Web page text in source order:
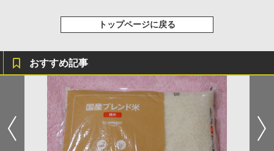
トップページに戻る
おすすめ記事